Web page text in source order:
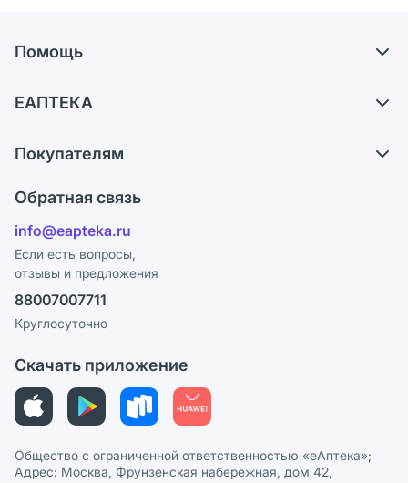
Помощь
Обмен и возврат
Блог
ЕАПТЕКА
Карьера
Поставщики
Лицензия
Реклама на сайте
Ваши товары на ЕАПТЕКЕ
Покупателям
Программа СберСпасибо
Политика конфиденциальности
Пользовательское соглашение
Политика рекомендаций
Этика и соответствие
Политика в отношении обработки персональных данных
Обратная связь
info@eapteka.ru
Если есть вопросы,
отзывы и предложения
88007007711
Круглосуточно
Скачать приложение
Общество с ограниченной ответственностью «еАптека»;
Адрес: Москва, Фрунзенская набережная, дом 42,